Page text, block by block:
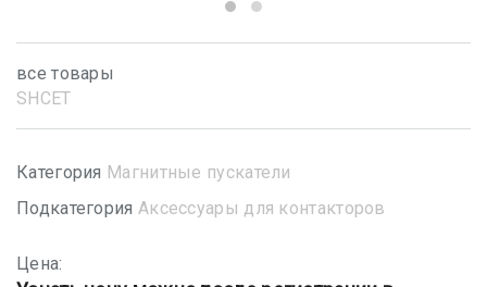
все товары
SHСET
Категория Магнитные пускатели
Подкатегория Аксессуары для контакторов
Цена: